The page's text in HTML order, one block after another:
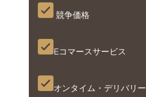
競争価格
Eコマースサービス
オンタイム・デリバリー